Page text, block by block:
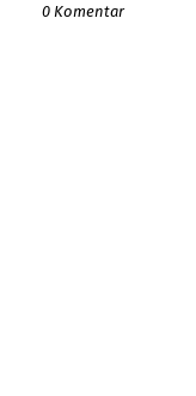
0 Komentar